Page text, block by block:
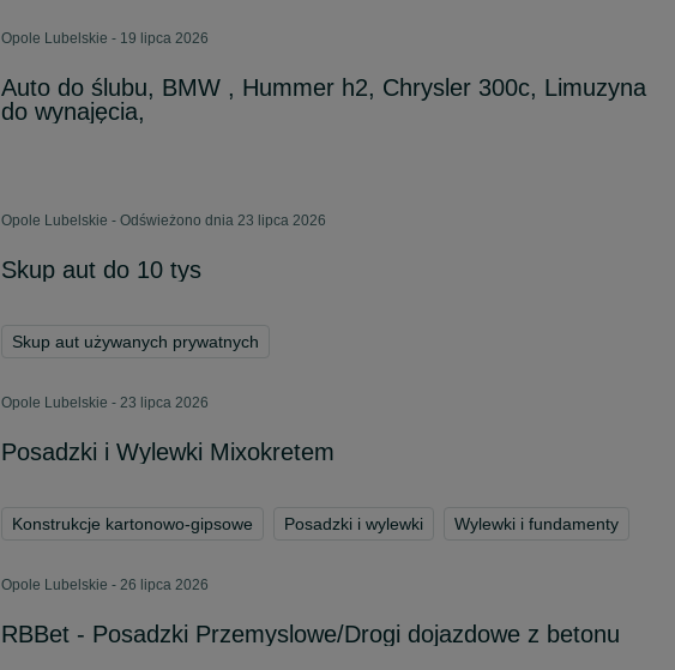
Opole Lubelskie - 19 lipca 2026
Auto do ślubu, BMW , Hummer h2, Chrysler 300c, Limuzyna
do wynajęcia,
Opole Lubelskie - Odświeżono dnia 23 lipca 2026
Skup aut do 10 tys
Skup aut używanych prywatnych
Opole Lubelskie - 23 lipca 2026
Posadzki i Wylewki Mixokretem
Konstrukcje kartonowo-gipsowe Posadzki i wylewki Wylewki i fundamenty
Opole Lubelskie - 26 lipca 2026
RBBet - Posadzki Przemyslowe/Drogi dojazdowe z betonu